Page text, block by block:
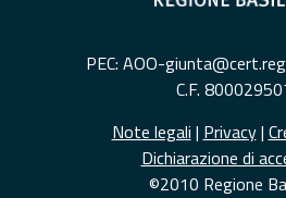
PEC: AOO-
C.F.
Note legali | Privacy|
Dichiarazione di
©2010 Regione